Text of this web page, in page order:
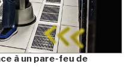
à un pare-feu de